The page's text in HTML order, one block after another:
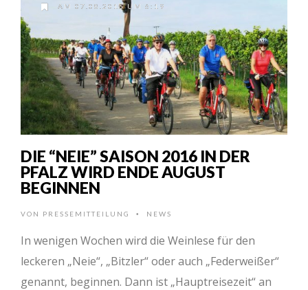
AM 07.08.2016 UM 6:19
DIE “NEIE” SAISON 2016 IN DER
PFALZ WIRD ENDE AUGUST
BEGINNEN
VON PRESSEMITTEILUNG • NEWS
In wenigen Wochen wird die Weinlese für den
leckeren „Neie“, „Bitzler“ oder auch „Federweißer“
genannt, beginnen. Dann ist „Hauptreisezeit“ an